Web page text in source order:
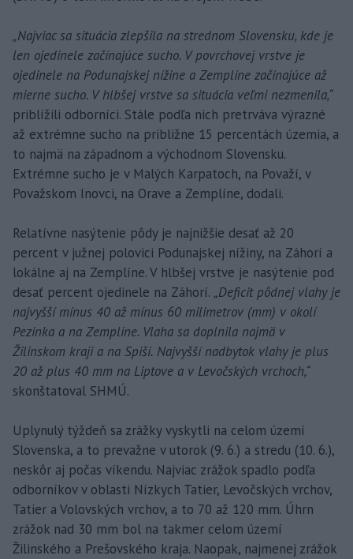
„Najviac sa situácia zlepšila na strednom Slovensku, kde je
len ojedinele začínajúce sucho. V povrchovej vrstve je
ojedinele na Podunajskej nížine a Zemplíne začínajúce až
mierne sucho. V hlbšej vrstve sa situácia veľmi nezmenila,“
priblížili odborníci. Stále podľa nich pretrváva výrazné
až extrémne sucho na približne 15 percentách územia, a
to najmä na západnom a východnom Slovensku.
Extrémne sucho je v Malých Karpatoch, na Považí, v
Považskom Inovci, na Orave a Zemplíne, dodali.
Relatívne nasýtenie pôdy je najnižšie desať až 20
percent v južnej polovici Podunajskej nížiny, na Záhorí a
lokálne aj na Zemplíne. V hlbšej vrstve je nasýtenie pod
desať percent ojedinele na Záhorí. „Deficit pôdnej vlahy je
najvyšší mínus 40 až mínus 60 milimetrov (mm) v okolí
Pezinka a na Zemplíne. Vlaha sa doplnila najmä v
Žilinskom kraji a na Spiši. Najvyšší nadbytok vlahy je plus
20 až plus 40 mm na Liptove a v Levočských vrchoch,“
skonštatoval SHMÚ.
Uplynulý týždeň sa zrážky vyskytli na celom území
Slovenska, a to prevažne v utorok (9. 6.) a stredu (10. 6.),
neskôr aj počas víkendu. Najviac zrážok spadlo podľa
odborníkov v oblasti Nízkych Tatier, Levočských vrchov,
Tatier a Volovských vrchov, a to 70 až 120 mm. Úhrn
zrážok nad 30 mm bol na takmer celom území
Žilinského a Prešovského kraja. Naopak, najmenej zrážok